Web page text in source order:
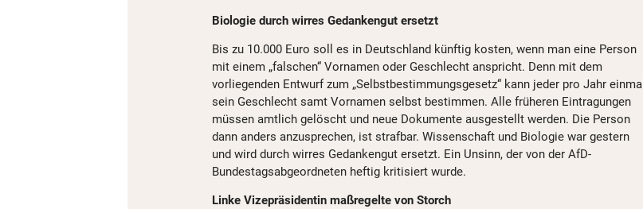
Biologie durch wirres Gedankengut ersetzt
Bis zu 10.000 Euro soll es in Deutschland künftig kosten, wenn man eine Person
mit einem „falschen“ Vornamen oder Geschlecht anspricht. Denn mit dem
vorliegenden Entwurf zum „Selbstbestimmungsgesetz“ kann jeder pro Jahr einmal
sein Geschlecht samt Vornamen selbst bestimmen. Alle früheren Eintragungen
müssen amtlich gelöscht und neue Dokumente ausgestellt werden. Die Person
dann anders anzusprechen, ist strafbar. Wissenschaft und Biologie war gestern
und wird durch wirres Gedankengut ersetzt. Ein Unsinn, der von der AfD-
Bundestagsabgeordneten heftig kritisiert wurde.
Linke Vizepräsidentin maßregelte von Storch